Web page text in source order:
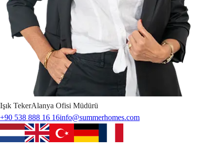
Işık TekerAlanya Ofisi Müdürü
+90 538 888 16 16info@summerhomes.com